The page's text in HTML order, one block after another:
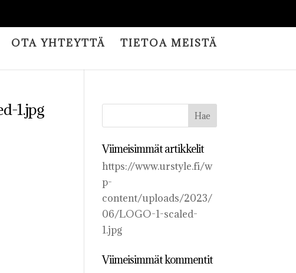
OTA YHTEYTTÄ TIETOA MEISTÄ
1.jpg
Viimeisimmät artikkelit
https://www.urstyle.fi/w
p-
content/uploads/2023/
06/LOGO-1-scaled-
1.jpg
Viimeisimmät kommentit